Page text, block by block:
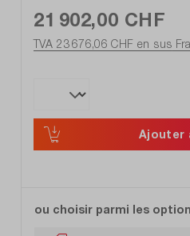
21 902,00 CHF
TVA 23 676,06 CHF en sus
Ajouter
ou choisir parmi les